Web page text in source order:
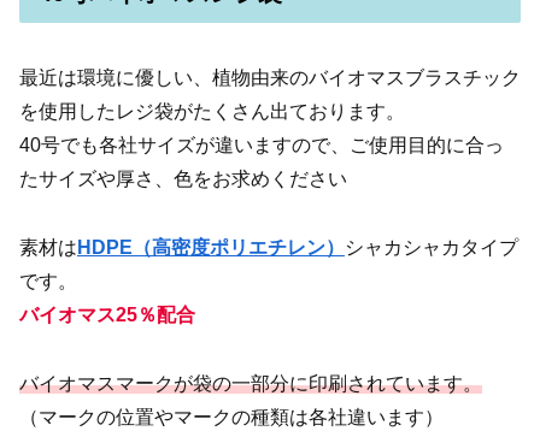
最近は環境に優しい、植物由来のバイオマスブラスチック
を使用したレジ袋がたくさん出ております。
40号でも各社サイズが違いますので、ご使用目的に合っ
たサイズや厚さ、色をお求めください
素材は HDPE（高密度ポリエチレン）
シャカシャカタイプ
です。
バイオマス25％配合
バイオマスマークが袋の一部分に印刷されています。
（マークの位置やマークの種類は各社違います）